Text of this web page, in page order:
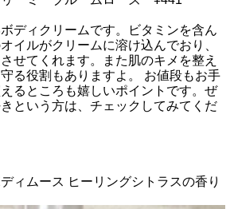
ディクリームです。ビタミンを含ん
イルがクリームに溶け込んでおり、
せてくれます。また肌のキメを整え
る役割もありますよ。 お値段もお手
るところも嬉しいポイントです。ぜ
という方は、チェックしてみてくだ
ィムース ヒーリングシトラスの香り